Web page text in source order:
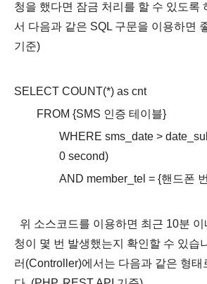
청을 했다면 잠금 처리를 할 수 있도록
서 다음과 같은 SQL 구문을 이용하면
기준)
SELECT COUNT(*) as cnt
FROM {SMS 인증 테이블}
WHERE sms_date >
0 second)
AND member_tel = {핸드폰
위 소스코드를 이용하면 최근 10분
청이 몇 번 발생했는지 확인할 수 있습
러(Controller)에서는 다음과 같은 형태